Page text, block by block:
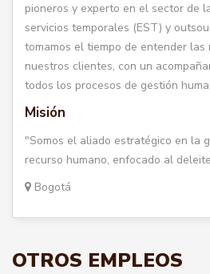
pioneros y experto en el sector de
servicios temporales (EST) y
tomamos el tiempo de entender las
nuestros clientes, con un
todos los procesos de gestión
Misión
"Somos el aliado estratégico en la
recurso humano, enfocado al
Bogotá
OTROS EMPLEOS